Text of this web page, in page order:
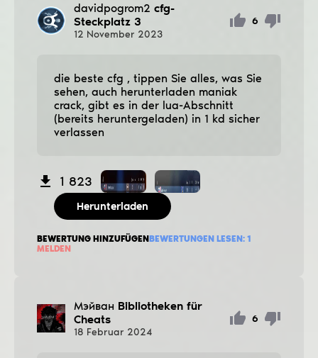
davidpogrom2 cfg-
Steckplatz 3
12 November 2023
6
die beste cfg , tippen Sie alles, was Sie
sehen, auch herunterladen maniak
crack, gibt es in der lua-Abschnitt
(bereits heruntergeladen) in 1 kd sicher
verlassen
1 823
Herunterladen
BEWERTUNG HINZUFÜGENBEWERTUNGEN LESEN: 1
MELDEN
Мэйван Bibliotheken für
Cheats
18 Februar 2024
6